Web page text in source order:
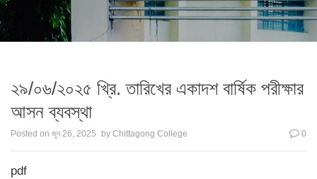
২৯/০৬/২০২৫ খ্রি. তারিখের একাদশ বার্ষিক পরীক্ষার
আসন ব্যবস্থা
Posted on জুন 26, 2025 by Chittagong College 0
pdf